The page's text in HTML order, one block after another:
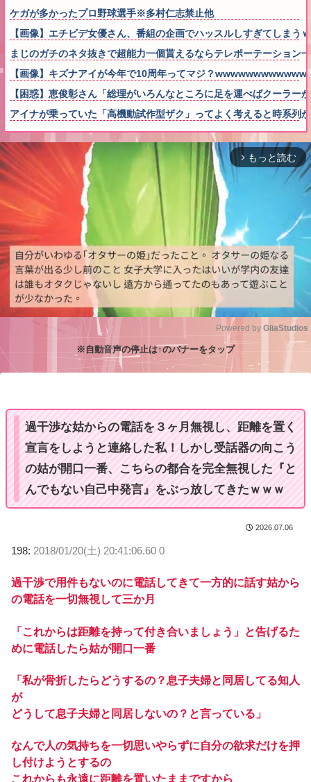
ケガが多かったプロ野球選手※多村仁志禁止他
【画像】エチビデ女優さん、番組の企画でハッスルしすぎてしまう
まじのガチのネタ抜きで超能力一個貰えるならテレポーテーション
【画像】キズナアイが今年で10周年ってマジ？
【困惑】恵俊彰さん「総理がいろんなところに足を運べばクーラー
アイナが乗っていた「高機動試作型ザク」ってよく考えると時系列
arrow_forward_ios もっと読む
Powered by GliaStudios
※自動音声の停止は↑のバナーをタップ
過干渉な姑からの電話を３ヶ月無視し、距離を置く
宣言をしようと連絡した私！しかし受話器の向こう
の姑が開口一番、こちらの都合を完全無視した『と
んでもない自己中発言』をぶっ放してきたｗｗｗ
2026.07.06
198: 2018/01/20(土) 20:41:06.60 0
過干渉で用件もないのに電話してきて一方的に話す姑から
の電話を一切無視して三か月
「これからは距離を持って付き合いましょう」と告げるた
めに電話したら姑が開口一番
「私が骨折したらどうするの？息子夫婦と同居してる知人
が
どうして息子夫婦と同居しないの？と言っている」
なんで人の気持ちを一切思いやらずに自分の欲求だけを押
し付けようとするの
これからも永遠に距離を置いたままですから